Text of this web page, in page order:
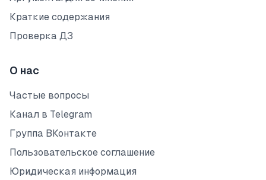
Краткие содержания
Проверка ДЗ
О нас
Частые вопросы
Канал в Telegram
Группа ВКонтакте
Пользовательское соглашение
Юридическая информация